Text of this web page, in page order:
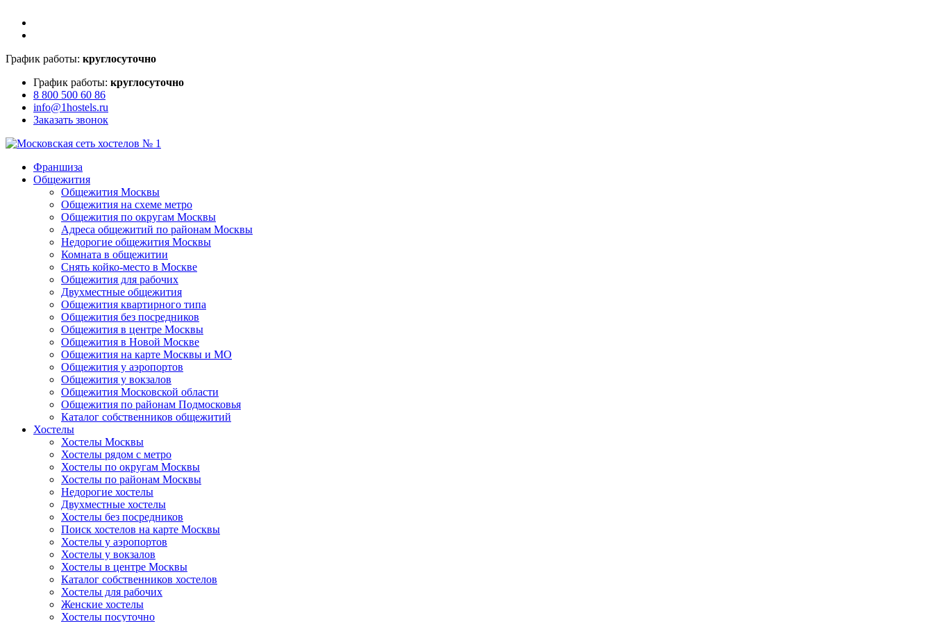
График работы: круглосуточно
График работы: круглосуточно
8 800 500 60 86
info@1hostels.ru
Заказать звонок
Франшиза
Общежития
Общежития Москвы
Общежития на схеме метро
Общежития по округам Москвы
Адреса общежитий по районам Москвы
Недорогие общежития Москвы
Комната в общежитии
Снять койко-место в Москве
Общежития для рабочих
Двухместные общежития
Общежития квартирного типа
Общежития без посредников
Общежития в центре Москвы
Общежития в Новой Москве
Общежития на карте Москвы и МО
Общежития у аэропортов
Общежития у вокзалов
Общежития Московской области
Общежития по районам Подмосковья
Каталог собственников общежитий
Хостелы
Хостелы Москвы
Хостелы рядом с метро
Хостелы по округам Москвы
Хостелы по районам Москвы
Недорогие хостелы
Двухместные хостелы
Хостелы без посредников
Поиск хостелов на карте Москвы
Хостелы у аэропортов
Хостелы у вокзалов
Хостелы в центре Москвы
Каталог собственников хостелов
Хостелы для рабочих
Женские хостелы
Хостелы посуточно